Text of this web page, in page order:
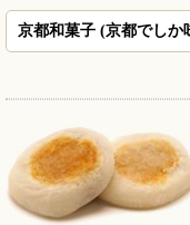
京都和菓子 (京都でしか